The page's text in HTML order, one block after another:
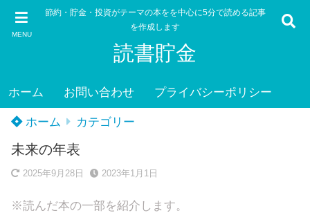
MENU
節約・貯金・投資がテーマの本をを中心に5分で読める記事
を作成します
読書貯金
ホーム お問い合わせ プライバシーポリシー
ホーム カテゴリー
未来の年表
2025年9月28日 2023年1月1日
※読んだ本の一部を紹介します。